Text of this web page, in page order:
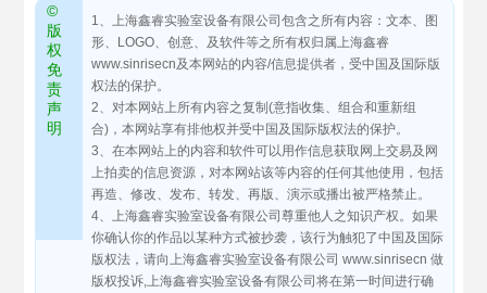
©
版
权
免
责
声
明
1、上海鑫睿实验室设备有限公司包含之所有内容：文本、图
形、LOGO、创意、及软件等之所有权归属上海鑫睿
www.sinrisecn及本网站的内容/信息提供者，受中国及国际版
权法的保护。
2、对本网站上所有内容之复制(意指收集、组合和重新组
合)，本网站享有排他权并受中国及国际版权法的保护。
3、在本网站上的内容和软件可以用作信息获取网上交易及网
上拍卖的信息资源，对本网站该等内容的任何其他使用，包括
再造、修改、发布、转发、再版、演示或播出被严格禁止。
4、上海鑫睿实验室设备有限公司尊重他人之知识产权。如果
你确认你的作品以某种方式被抄袭，该行为触犯了中国及国际
版权法，请向上海鑫睿实验室设备有限公司 www.sinrisecn 做
版权投诉,上海鑫睿实验室设备有限公司将在第一时间进行确